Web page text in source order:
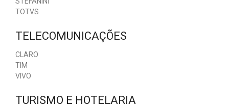
TOTVS
TELECOMUNICAÇÕES
CLARO
TIM
VIVO
TURISMO E HOTELARIA